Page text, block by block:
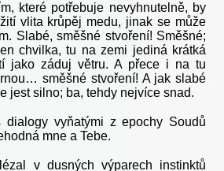
které potřebuje nevyhnutelně, by
vlita krůpěj medu, jinak se může
Slabé, směšné stvoření! Směšné;
chvilka, tu na zemi jediná krátká
jako záduj větru. A přece i na tu
směšné stvoření! A jak slabé
jest silno; ba, tehdy nejvíce snad.
dialogy vyňatými z epochy Soudů
mne a Tebe.
v dusných výparech instinktů